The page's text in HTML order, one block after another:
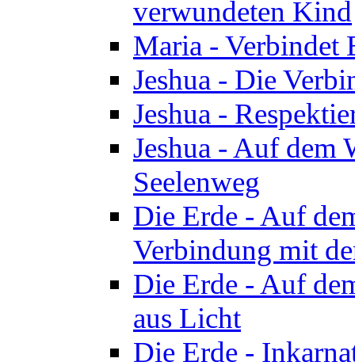
verwundeten Kind
Maria - Verbindet
Jeshua - Die
Jeshua -
Jeshua - Auf dem
Seelenweg
Die Erde - Auf
Verbindung mit
Die Erde - Auf
aus Licht
Die Erde -